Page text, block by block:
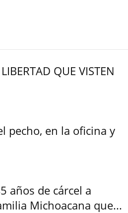
QUE VISTEN
pecho, en la oficina y
años de cárcel a
Michoacana que...